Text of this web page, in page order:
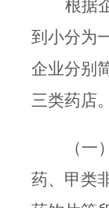
根据
到小分为
企业分别
三类药店。
（
药、甲类